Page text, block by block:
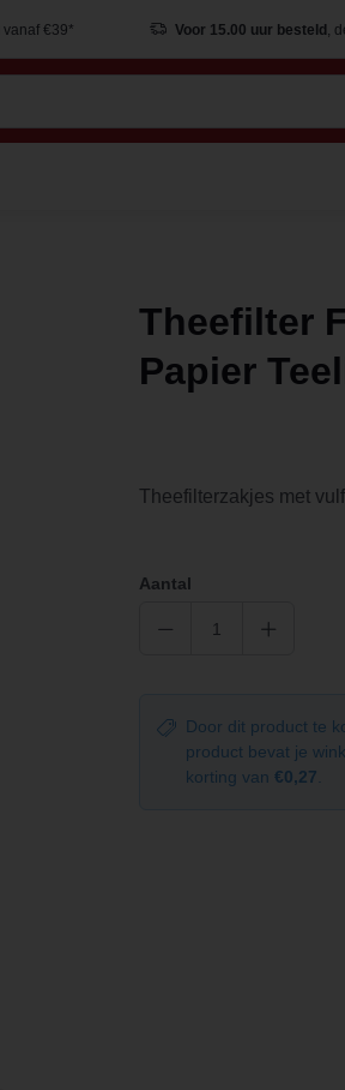
vanaf €39* Voor 15.00 uur besteld ,
Theefilter
Papier
Theefilterzakjes met
Aantal
Door dit product te
product bevat je
korting van €0,27